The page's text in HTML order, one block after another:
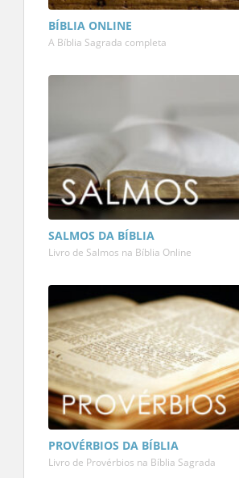
BÍBLIA ONLINE
A Bíblia Sagrada completa
SALMOS DA BÍBLIA
Livro de Salmos na Bíblia Online
PROVÉRBIOS DA BÍBLIA
Livro de Provérbios na Bíblia Sagrada